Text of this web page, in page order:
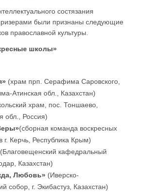
состязания
были признаны следующие
православной культуры.
школы»
(храм прп. Серафима Саровского,
Атинская обл., Казахстан)
храм, пос. Тоншаево,
обл., Россия)
(сборная команда воскресных
г. Керчь, Республика Крым)
(Благовещенский кафедральный
Казахстан)
Любовь» (Иверско-
собор, г. Экибастуз, Казахстан)